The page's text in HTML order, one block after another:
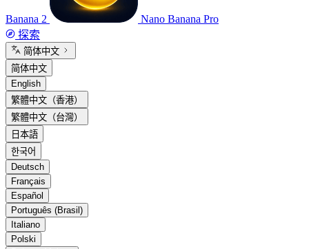
Banana 2
Nano Banana Pro
探索
简体中文
简体中文
English
繁體中文（香港）
繁體中文（台灣）
日本語
한국어
Deutsch
Français
Español
Português (Brasil)
Italiano
Polski